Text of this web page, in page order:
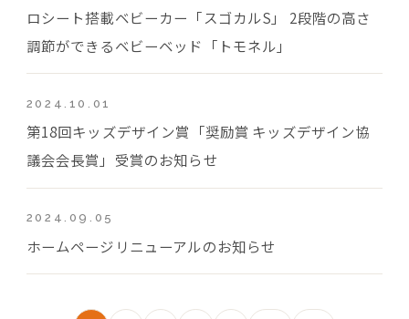
ロシート搭載ベビーカー「スゴカルS」 2段階の高さ
調節ができるベビーベッド「トモネル」
2024.10.01
第18回キッズデザイン賞「奨励賞 キッズデザイン協
議会会長賞」受賞のお知らせ
2024.09.05
ホームページリニューアルのお知らせ